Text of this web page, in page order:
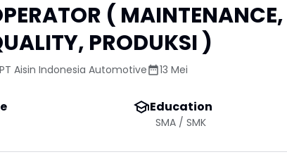
( MAINTENANCE,
PRODUKSI )
PT Aisin Indonesia Automotive 13 Mei
Education
SMA / SMK